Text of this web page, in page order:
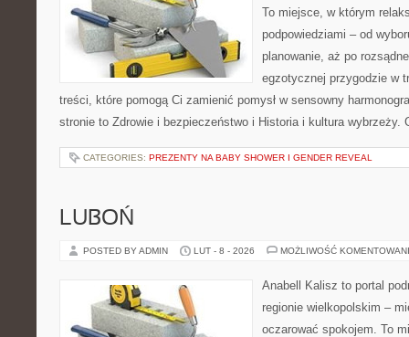
To miejsce, w którym
podpowiedziami – od
planowanie, aż po
egzotycznej przygodzie w
treści, które pomogą Ci zamienić pomysł w sensowny
stronie to Zdrowie i bezpieczeństwo i Historia i kultura wybrzeży.
CATEGORIES: PREZENTY NA BABY SHOWER I GENDER REVEAL
LUBOŃ
POSTED BY ADMIN LUT - 8 - 2026 MOŻLIWOŚĆ
Anabell Kalisz to portal
regionie wielkopolskim –
oczarować spokojem. To